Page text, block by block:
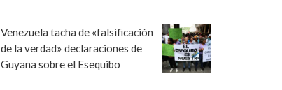
Venezuela tacha de «falsificación
de la verdad» declaraciones de
Guyana sobre el Esequibo